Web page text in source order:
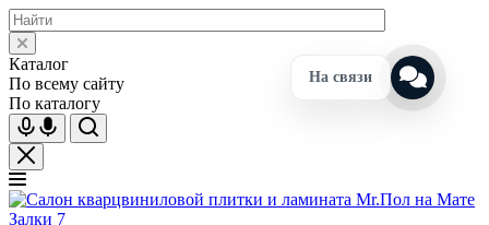
Каталог
По всему сайту
По каталогу
На связи